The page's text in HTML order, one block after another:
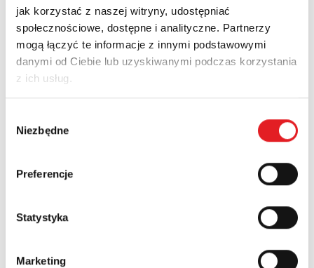
jak korzystać z naszej witryny, udostępniać
społecznościowe, dostępne i analityczne. Partnerzy
mogą łączyć te informacje z innymi podstawowymi
danymi od Ciebie lub uzyskiwanymi podczas korzystania
z ich usług.
zgody
Niezbędne
Preferencje
Statystyka
Marketing
Zapytaj o szczegóły oferty
Imię i nazwisko: *
Nazwa firmy: